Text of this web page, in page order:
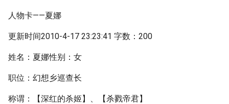
人物卡——夏娜
更新时间2010-4-17 23:23:41 字数：200
姓名：夏娜性别：女
职位：幻想乡巡查长
称谓：【深红的杀姬】、【杀戮帝君】